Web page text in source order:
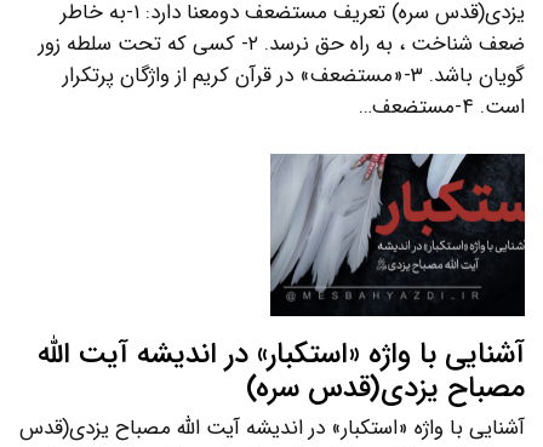
یزدی(قدس سره) تعریف مستضعف دومعنا دارد: ۱-به خاطر
ضعف شناخت ، به راه حق نرسد. ۲- کسی که تحت سلطه زور
گویان باشد. ۳-«مستضعف» در قرآن کریم از واژگان پرتکرار
است. ۴-مستضعف…
آشنایی با واژه «استکبار» در اندیشه آیت الله
مصباح یزدی(قدس سره)
آشنایی با واژه «استکبار» در اندیشه آیت الله مصباح یزدی(قدس